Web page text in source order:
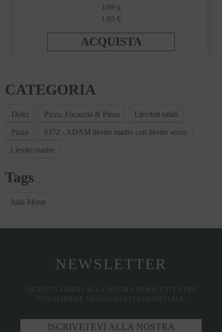
1000 g
1,65 €
ACQUISTA
CATEGORIA
Dolci Pizza, Focaccia & Pinsa Lievitati salati
Pizza 6372 - ADAM lievito madre con lievito secco
Lievito madre
Tags
Julia Morat
NEWSLETTER
ISCRIVITI GRATIS ALLA NOSTRA NEWSLETTER PER
NON PERDERE NESSUNA OFFERTA SPECIALE.
ISCRIVETEVI ALLA NOSTRA